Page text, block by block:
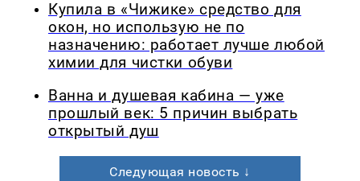
Купила в «Чижике» средство для
окон, но использую не по
назначению: работает лучше любой
химии для чистки обуви
Ванна и душевая кабина — уже
прошлый век: 5 причин выбрать
открытый душ
Следующая новость ↓